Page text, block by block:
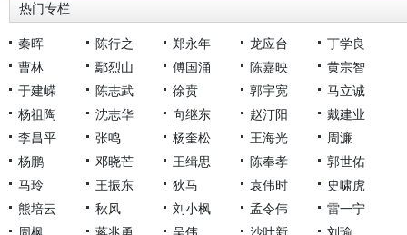
热门专栏
秦晖 陈行之 郑永年 龙应台
丁学良
曹林
鄢烈山 傅国涌 陈嘉映
黄宗智
于建嵘
陈志武 徐贲 郭宇宽
马立诚
杨祖陶
沈志华 向继东 赵汀阳
戴建业
李昌平
张鸣 杨奎松 王海光
周濂
杨鹏
邓晓芒 王缉思 陈奉孝
郭世佑
马玲
王振东 狄马 袁伟时
史啸虎
熊培云
秋风 刘小枫 孟令伟
雷一宁